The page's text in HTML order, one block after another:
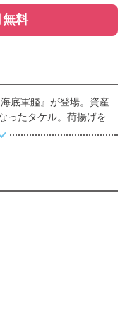
無料
底軍艦』が登場。資産
ったタケル。荷揚げを見
して運ばれていた折の中